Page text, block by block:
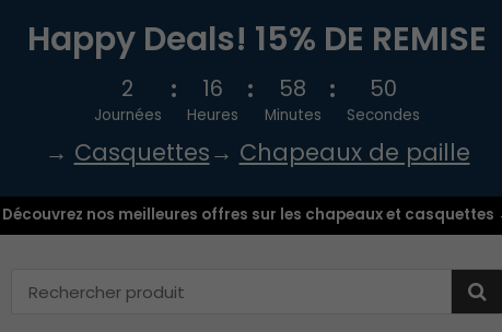
Happy Deals! 15% DE REMISE
2
Journées
16
Heures
58
Minutes
49
Secondes
→ Casquettes→ Chapeaux de paille
Découvrez nos meilleures offres sur les chapeaux et casquettes